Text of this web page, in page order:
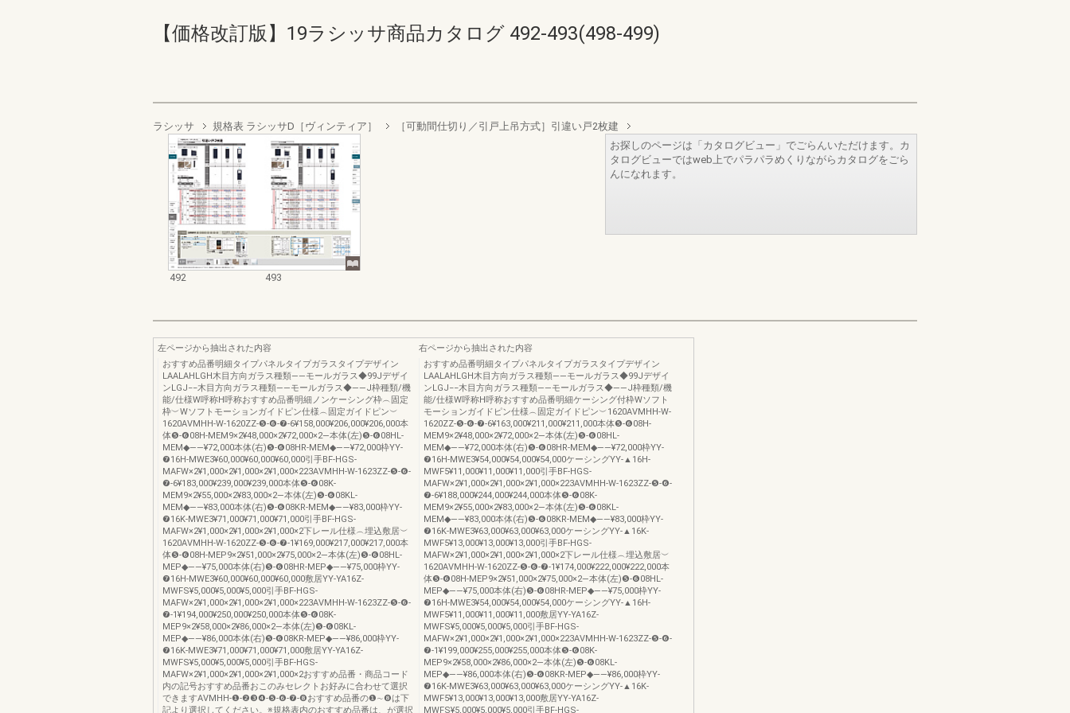
【価格改訂版】19ラシッサ商品カタログ 492-493(498-499)
ラシッサ 規格表 ラシッサD［ヴィンティア］ ［可動間仕切り／引戸上吊方式］引違い戸2枚建
492 493
お探しのページは「カタログビュー」でごらんいただけます。カ
タログビューではweb上でパラパラめくりながらカタログをごら
んになれます。
左ページから抽出された内容
おすすめ品番明細タイプパネルタイプガラスタイプデザイン
LAALAHLGH木目方向ガラス種類――モールガラス◆99Jデザイ
ンLGJ−−木目方向ガラス種類――モールガラス◆――J枠種類/機
能/仕様W呼称H呼称おすすめ品番明細ノンケーシング枠︵固定
枠︶Wソフトモーションガイドピン仕様︵固定ガイドピン︶
1620AVMHH-W-1620ZZ-❺-❻-❼-6¥158,000¥206,000¥206,000本
体❺-❻08H-MEM9×2¥48,000×2¥72,000×2―本体(左)❺-❻08HL-
MEM◆――¥72,000本体(右)❺-❻08HR-MEM◆――¥72,000枠YY-
❼16H-MWE3¥60,000¥60,000¥60,000引手BF-HGS-
MAFW×2¥1,000×2¥1,000×2¥1,000×223AVMHH-W-1623ZZ-❺-❻-
❼-6¥183,000¥239,000¥239,000本体❺-❻08K-
MEM9×2¥55,000×2¥83,000×2―本体(左)❺-❻08KL-
MEM◆――¥83,000本体(右)❺-❻08KR-MEM◆――¥83,000枠YY-
❼16K-MWE3¥71,000¥71,000¥71,000引手BF-HGS-
MAFW×2¥1,000×2¥1,000×2¥1,000×2下レール仕様︵埋込敷居︶
1620AVMHH-W-1620ZZ-❺-❻-❼-1¥169,000¥217,000¥217,000本
体❺-❻08H-MEP9×2¥51,000×2¥75,000×2―本体(左)❺-❻08HL-
MEP◆――¥75,000本体(右)❺-❻08HR-MEP◆――¥75,000枠YY-
❼16H-MWE3¥60,000¥60,000¥60,000敷居YY-YA16Z-
MWFS¥5,000¥5,000¥5,000引手BF-HGS-
MAFW×2¥1,000×2¥1,000×2¥1,000×223AVMHH-W-1623ZZ-❺-❻-
❼-1¥194,000¥250,000¥250,000本体❺-❻08K-
MEP9×2¥58,000×2¥86,000×2―本体(左)❺-❻08KL-
MEP◆――¥86,000本体(右)❺-❻08KR-MEP◆――¥86,000枠YY-
❼16K-MWE3¥71,000¥71,000¥71,000敷居YY-YA16Z-
MWFS¥5,000¥5,000¥5,000引手BF-HGS-
MAFW×2¥1,000×2¥1,000×2¥1,000×2おすすめ品番・商品コード
内の記号おすすめ品番おこのみセレクトお好みに合わせて選択
できますAVMHH-❶-❷❸❹-❺-❻-❼-❽おすすめ品番の❶∼❽は下
記より選択してください。※規格表内のおすすめ品番は、が選択
右ページから抽出された内容
おすすめ品番明細タイプパネルタイプガラスタイプデザイン
LAALAHLGH木目方向ガラス種類――モールガラス◆99Jデザイ
ンLGJ−−木目方向ガラス種類――モールガラス◆――J枠種類/機
能/仕様W呼称H呼称おすすめ品番明細ケーシング付枠Wソフト
モーションガイドピン仕様︵固定ガイドピン︶1620AVMHH-W-
1620ZZ-❺-❻-❼-6¥163,000¥211,000¥211,000本体❺-❻08H-
MEM9×2¥48,000×2¥72,000×2―本体(左)❺-❻08HL-
MEM◆――¥72,000本体(右)❺-❻08HR-MEM◆――¥72,000枠YY-
❼16H-MWE3¥54,000¥54,000¥54,000ケーシングYY-▲16H-
MWF5¥11,000¥11,000¥11,000引手BF-HGS-
MAFW×2¥1,000×2¥1,000×2¥1,000×223AVMHH-W-1623ZZ-❺-❻-
❼-6¥188,000¥244,000¥244,000本体❺-❻08K-
MEM9×2¥55,000×2¥83,000×2―本体(左)❺-❻08KL-
MEM◆――¥83,000本体(右)❺-❻08KR-MEM◆――¥83,000枠YY-
❼16K-MWE3¥63,000¥63,000¥63,000ケーシングYY-▲16K-
MWF5¥13,000¥13,000¥13,000引手BF-HGS-
MAFW×2¥1,000×2¥1,000×2¥1,000×2下レール仕様︵埋込敷居︶
1620AVMHH-W-1620ZZ-❺-❻-❼-1¥174,000¥222,000¥222,000本
体❺-❻08H-MEP9×2¥51,000×2¥75,000×2―本体(左)❺-❻08HL-
MEP◆――¥75,000本体(右)❺-❻08HR-MEP◆――¥75,000枠YY-
❼16H-MWE3¥54,000¥54,000¥54,000ケーシングYY-▲16H-
MWF5¥11,000¥11,000¥11,000敷居YY-YA16Z-
MWFS¥5,000¥5,000¥5,000引手BF-HGS-
MAFW×2¥1,000×2¥1,000×2¥1,000×223AVMHH-W-1623ZZ-❺-❻-
❼-1¥199,000¥255,000¥255,000本体❺-❻08K-
MEP9×2¥58,000×2¥86,000×2―本体(左)❺-❻08KL-
MEP◆――¥86,000本体(右)❺-❻08KR-MEP◆――¥86,000枠YY-
❼16K-MWE3¥63,000¥63,000¥63,000ケーシングYY-▲16K-
MWF5¥13,000¥13,000¥13,000敷居YY-YA16Z-
MWFS¥5,000¥5,000¥5,000引手BF-HGS-